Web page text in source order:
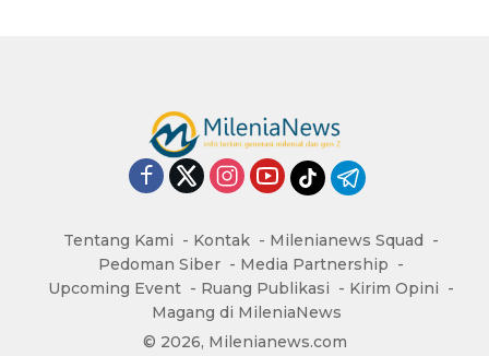
Tentang Kami Kontak
Milenianews Squad
Pedoman Siber
Media Partnership
Upcoming Event
Ruang Publikasi
Kirim Opini
Magang di MileniaNews
© 2026, Milenianews.com